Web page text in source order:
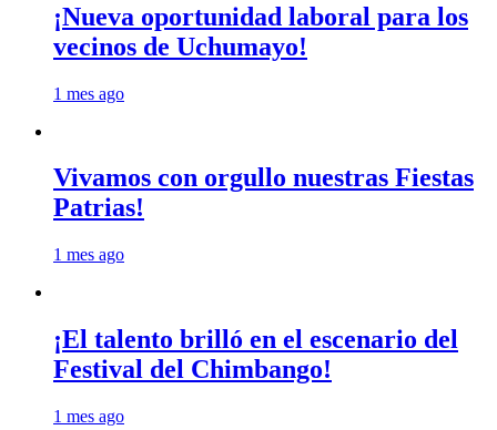
¡Nueva oportunidad laboral para los
vecinos de Uchumayo!
1 mes ago
Vivamos con orgullo nuestras Fiestas
Patrias!
1 mes ago
¡El talento brilló en el escenario del
Festival del Chimbango!
1 mes ago